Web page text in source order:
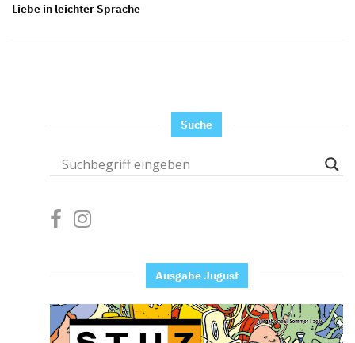
Liebe in leichter Sprache
Suche
Ausgabe Jugust